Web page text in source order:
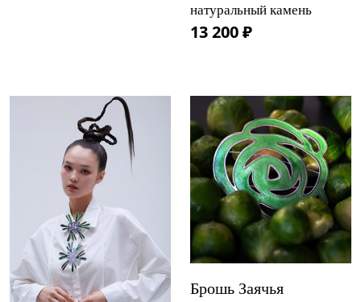
натуральный камень
13 200 ₽
Брошь Заячья